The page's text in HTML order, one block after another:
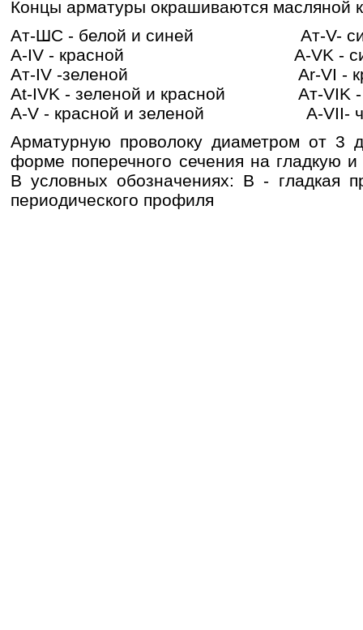
Концы арматуры окрашиваются масляной
Ат-ШС - белой и синей Ат-V-
A-IV - красной A-VK - синей
Ат-IV -зеленой Ar-VI -
At-IVK - зеленой и красной Ат-VIK -
А-V - красной и зеленой А-VII-
Арматурную проволоку диаметром от 3
форме поперечного сечения на гладкую
В условных обозначениях: В - гладкая
периоди­ческого профиля